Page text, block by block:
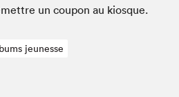
un coupon au kiosque.
jeunesse